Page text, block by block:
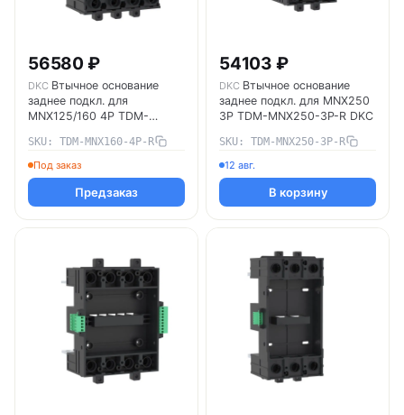
56580 ₽
DKC Втычное основание
заднее подкл. для
MNX125/160 4P TDM-
SKU: TDM-MNX160-4P-R
Под заказ
Предзаказ
54103 ₽
DKC Втычное основание
заднее подкл. для MNX250
3P TDM-MNX250-3P-R DKC
SKU: TDM-MNX250-3P-R
12 авг.
В корзину